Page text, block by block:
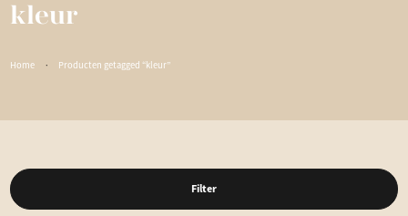
kleur
Home · Producten getagged “kleur”
Filter